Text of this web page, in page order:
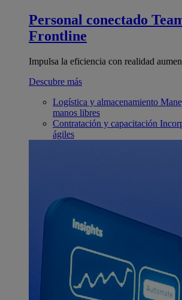
Personal conectado
Frontline
Impulsa la eficiencia con realidad
Descubre más
Logística y almacenamiento
manos libres
Contratación y capacitación
ágiles